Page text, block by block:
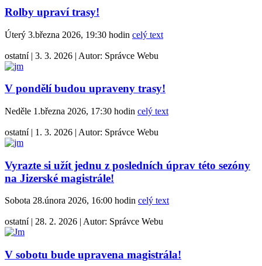
Rolby upraví trasy!
Úterý 3.března 2026, 19:30 hodin celý text
ostatní | 3. 3. 2026 | Autor: Správce Webu
V pondělí budou upraveny trasy!
Neděle 1.března 2026, 17:30 hodin celý text
ostatní | 1. 3. 2026 | Autor: Správce Webu
Vyrazte si užít jednu z posledních úprav této sezóny
na Jizerské magistrále!
Sobota 28.února 2026, 16:00 hodin celý text
ostatní | 28. 2. 2026 | Autor: Správce Webu
V sobotu bude upravena magistrála!